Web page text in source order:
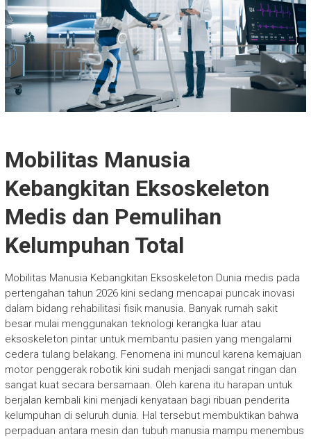
Mobilitas Manusia
Kebangkitan Eksoskeleton
Medis dan Pemulihan
Kelumpuhan Total
Mobilitas Manusia Kebangkitan Eksoskeleton Dunia medis pada
pertengahan tahun 2026 kini sedang mencapai puncak inovasi
dalam bidang rehabilitasi fisik manusia. Banyak rumah sakit
besar mulai menggunakan teknologi kerangka luar atau
eksoskeleton pintar untuk membantu pasien yang mengalami
cedera tulang belakang. Fenomena ini muncul karena kemajuan
motor penggerak robotik kini sudah menjadi sangat ringan dan
sangat kuat secara bersamaan. Oleh karena itu harapan untuk
berjalan kembali kini menjadi kenyataan bagi ribuan penderita
kelumpuhan di seluruh dunia. Hal tersebut membuktikan bahwa
perpaduan antara mesin dan tubuh manusia mampu menembus